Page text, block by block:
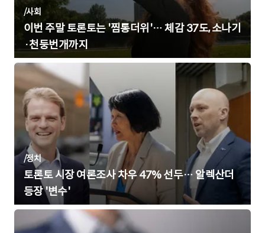
/사회
이번 주말 토론토는 '찜통더위'… 체감 37도, 소나기
·천둥번개까지
/정치
토론토 시장 여론조사 차우 47% 선두… 알렉산더
등장 '변수'